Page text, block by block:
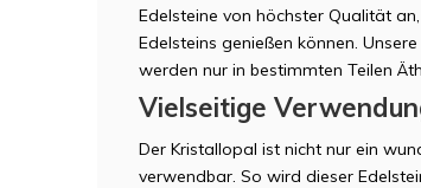
Edelsteine von höchster Qualität
Edelsteins genießen können.
werden nur in bestimmten Teilen
Vielseitige
Der Kristallopal ist nicht nur ein
verwendbar. So wird dieser